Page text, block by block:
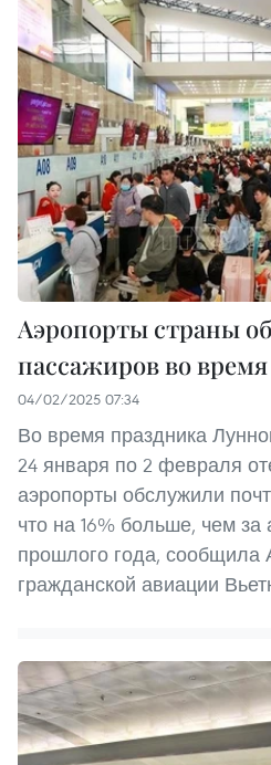
Аэропорты страны
пассажиров во
04/02/2025 07:34
Во время праздника
24 января по 2 февраля
аэропорты обслужили
что на 16% больше, чем
прошлого года, сообщила
гражданской авиации